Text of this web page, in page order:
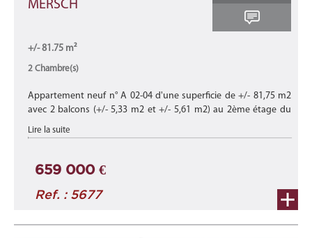
MERSCH
+/- 81.75 m²
2 Chambre(s)
Appartement neuf n° A 02-04 d'une superficie de +/- 81,75 m2
avec 2 balcons (+/- 5,33 m2 et +/- 5,61 m2) au 2ème étage du
bâtiment B de cette nouvelle résidence "CHARLOTTE"
composée de 15 appart ...
Lire la suite
659 000 €
Ref. : 5677